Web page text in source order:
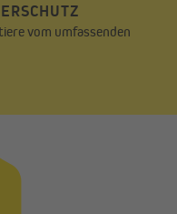
vom umfassenden